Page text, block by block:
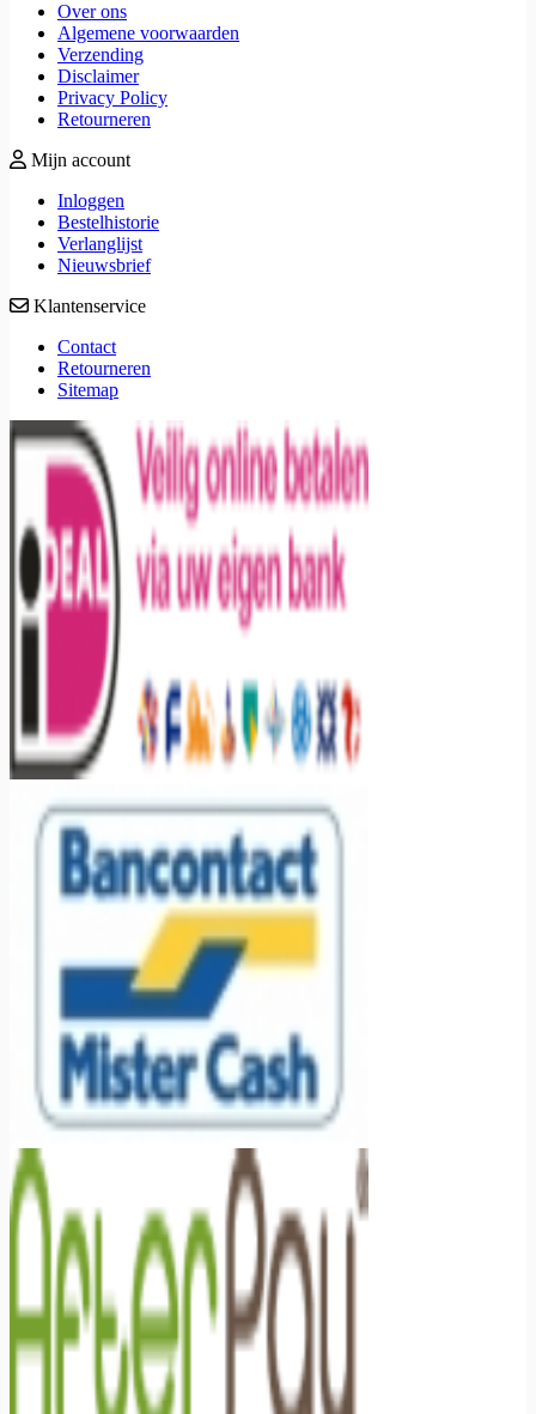
Over ons
Algemene voorwaarden
Verzending
Disclaimer
Privacy Policy
Retourneren
Mijn account
Inloggen
Bestelhistorie
Verlanglijst
Nieuwsbrief
Klantenservice
Contact
Retourneren
Sitemap